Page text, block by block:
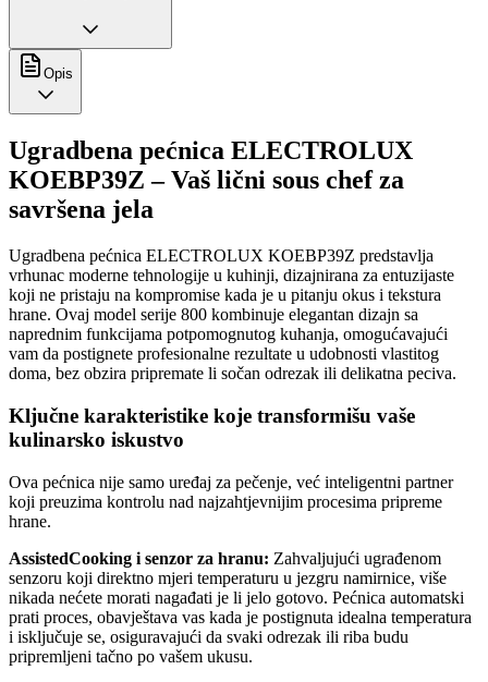
Opis
Ugradbena pećnica ELECTROLUX
KOEBP39Z – Vaš lični sous chef za
savršena jela
Ugradbena pećnica ELECTROLUX KOEBP39Z predstavlja
vrhunac moderne tehnologije u kuhinji, dizajnirana za entuzijaste
koji ne pristaju na kompromise kada je u pitanju okus i tekstura
hrane. Ovaj model serije 800 kombinuje elegantan dizajn sa
naprednim funkcijama potpomognutog kuhanja, omogućavajući
vam da postignete profesionalne rezultate u udobnosti vlastitog
doma, bez obzira pripremate li sočan odrezak ili delikatna peciva.
Ključne karakteristike koje transformišu vaše
kulinarsko iskustvo
Ova pećnica nije samo uređaj za pečenje, već inteligentni partner
koji preuzima kontrolu nad najzahtjevnijim procesima pripreme
hrane.
AssistedCooking i senzor za hranu: Zahvaljujući ugrađenom
senzoru koji direktno mjeri temperaturu u jezgru namirnice, više
nikada nećete morati nagađati je li jelo gotovo. Pećnica automatski
prati proces, obavještava vas kada je postignuta idealna temperatura
i isključuje se, osiguravajući da svaki odrezak ili riba budu
pripremljeni tačno po vašem ukusu.